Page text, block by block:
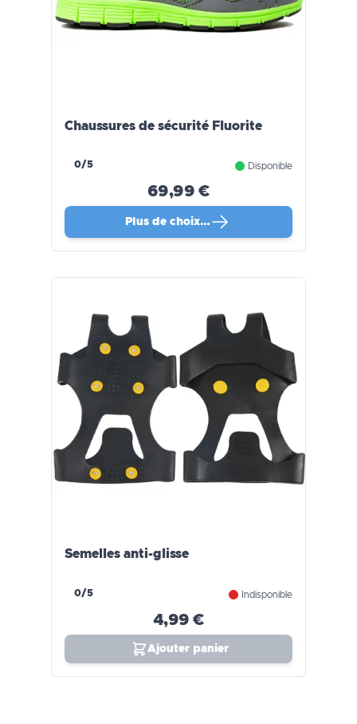
Chaussures de sécurité Fluorite
0/5 Disponible
69,99 €
Plus de choix…
Semelles anti-glisse
0/5 Indisponible
4,99 €
Ajouter panier